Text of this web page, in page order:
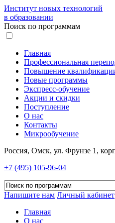
Институт новых технологий
в образовании
Поиск по программам
Главная
Профессиональная
Повышение
Новые программы
Экспресс-обучение
Акции и скидки
Поступление
О нас
Контакты
Микрообучение
Россия, Омск, ул. Фрунзе 1,
+7 (495) 105-96-04
Напишите нам Личный кабинет
Главная
О нас